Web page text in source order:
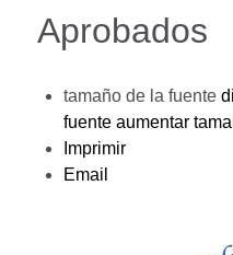
Aprobados
tamaño de la fuente
fuente aumentar
Imprimir
Email